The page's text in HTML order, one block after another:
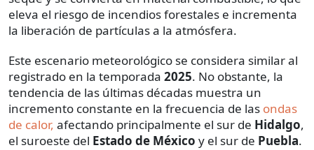
eleva el riesgo de incendios forestales e incrementa
la liberación de partículas a la atmósfera.
Este escenario meteorológico se considera similar al
registrado en la temporada 2025. No obstante, la
tendencia de las últimas décadas muestra un
incremento constante en la frecuencia de las ondas
de calor, afectando principalmente el sur de Hidalgo,
el suroeste del Estado de México y el sur de Puebla.